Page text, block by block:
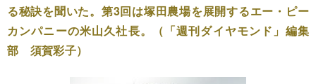
る秘訣を聞いた。第3回は塚田農場を展開するエー・ピー
カンパニーの米山久社長。（「週刊ダイヤモンド」編集
部 須賀彩子）